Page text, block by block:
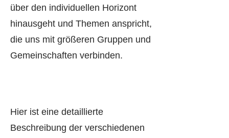
über den individuellen Horizont
hinausgeht und Themen anspricht,
die uns mit größeren Gruppen und
Gemeinschaften verbinden.
Hier ist eine detaillierte
Beschreibung der verschiedenen